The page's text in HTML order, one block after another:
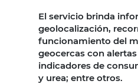
El servicio brinda
geolocalización,
funcionamiento del
geocercas con
indicadores de
y urea; entre otros.